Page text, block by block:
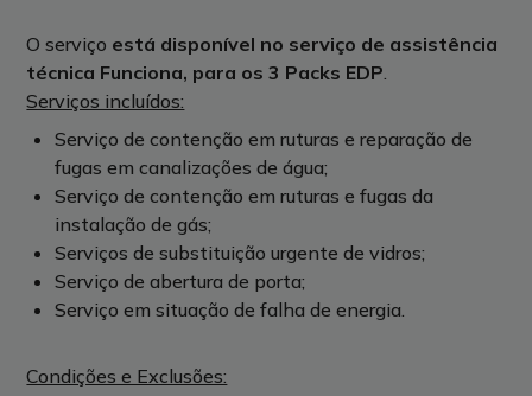
O serviço está disponível no serviço de assistência
técnica Funciona, para os 3 Packs EDP.
Serviços incluídos:
Serviço de contenção em ruturas e reparação de
fugas em canalizações de água;
Serviço de contenção em ruturas e fugas da
instalação de gás;
Serviços de substituição urgente de vidros;
Serviço de abertura de porta;
Serviço em situação de falha de energia.
Condições e Exclusões: